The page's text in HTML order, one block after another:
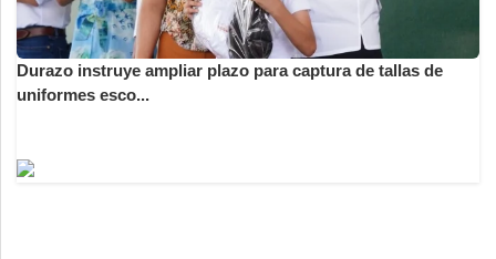
Durazo instruye ampliar plazo para captura de tallas de
uniformes esco...